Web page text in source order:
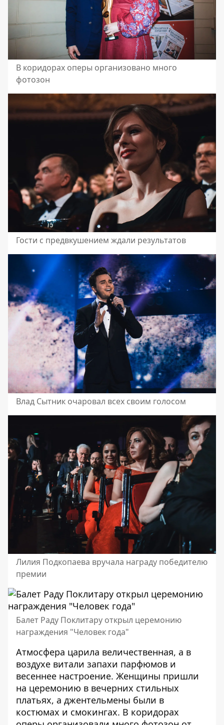
В коридорах оперы организовано много
фотозон
Гости с предвкушением ждали результатов
Влад Сытник очаровал всех своим голосом
Лилия Подкопаева вручала награду победителю
премии
Балет Раду Поклитару открыл церемонию
награждения "Человек года"
Атмосфера царила величественная, а в
воздухе витали запахи парфюмов и
весеннее настроение. Женщины пришли
на церемонию в вечерних стильных
платьях, а джентельмены были в
костюмах и смокингах. В коридорах